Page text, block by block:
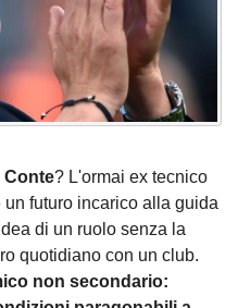
Conte? L'ormai ex tecnico
futuro incarico alla guida
di un ruolo senza la
quotidiano con un club.
non secondario: